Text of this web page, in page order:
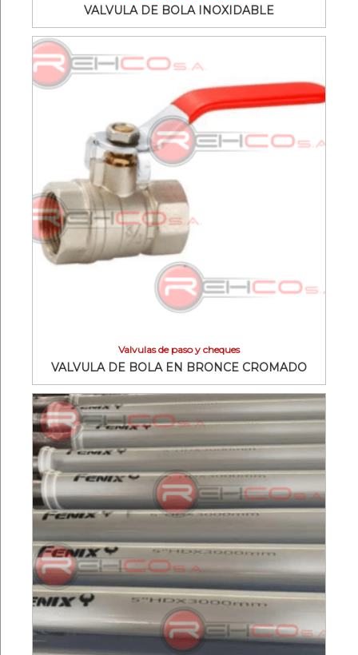
VALVULA DE BOLA INOXIDABLE
Valvulas de paso y cheques
VALVULA DE BOLA EN BRONCE CROMADO